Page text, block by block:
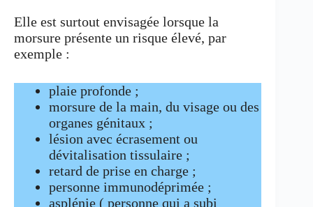
Elle est surtout envisagée lorsque la
morsure présente un risque élevé, par
exemple :
plaie profonde ;
morsure de la main, du visage ou des
organes génitaux ;
lésion avec écrasement ou
dévitalisation tissulaire ;
retard de prise en charge ;
personne immunodéprimée ;
asplénie ( personne qui a subi